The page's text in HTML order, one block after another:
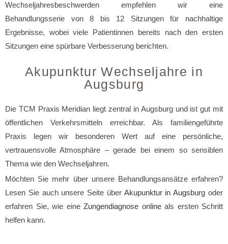
Wechseljahresbeschwerden empfehlen wir eine
Behandlungsserie von 8 bis 12 Sitzungen für nachhaltige
Ergebnisse, wobei viele Patientinnen bereits nach den ersten
Sitzungen eine spürbare Verbesserung berichten.
Akupunktur Wechseljahre in
Augsburg
Die TCM Praxis Meridian liegt zentral in Augsburg und ist gut mit
öffentlichen Verkehrsmitteln erreichbar. Als familiengeführte
Praxis legen wir besonderen Wert auf eine persönliche,
vertrauensvolle Atmosphäre – gerade bei einem so sensiblen
Thema wie den Wechseljahren.
Möchten Sie mehr über unsere Behandlungsansätze erfahren?
Lesen Sie auch unsere Seite über Akupunktur in Augsburg oder
erfahren Sie, wie eine Zungendiagnose onlineals ersten Schritt
helfen kann.